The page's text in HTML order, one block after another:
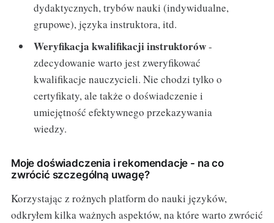
dydaktycznych, trybów nauki (indywidualne,
grupowe), języka instruktora, itd.
Weryfikacja kwalifikacji instruktorów-
zdecydowanie warto jest zweryfikować
kwalifikacje nauczycieli. Nie chodzi tylko o
certyfikaty, ale także o doświadczenie i
umiejętność efektywnego przekazywania
wiedzy.
Moje doświadczenia i rekomendacje - na co
zwrócić szczególną uwagę?
Korzystając z rożnych platform do nauki języków,
odkryłem kilka ważnych aspektów, na które warto zwrócić